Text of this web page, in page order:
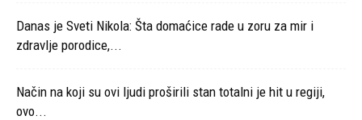
Danas je Sveti Nikola: Šta domaćice rade u zoru za mir i
zdravlje porodice,...
Način na koji su ovi ljudi proširili stan totalni je hit u regiji,
ovo...